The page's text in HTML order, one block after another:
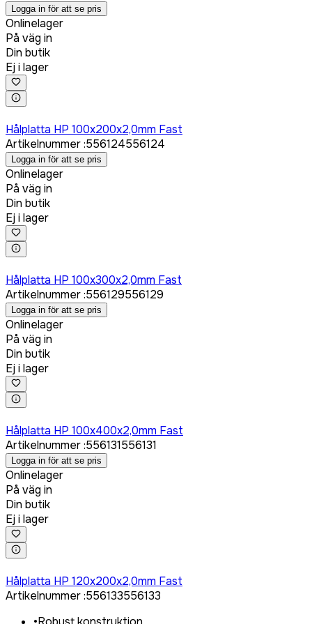
Logga in för att se pris
Onlinelager
På väg in
Din butik
Ej i lager
Hålplatta HP 100x200x2,0mm Fast
Artikelnummer:556124556124
Logga in för att se pris
Onlinelager
På väg in
Din butik
Ej i lager
Hålplatta HP 100x300x2,0mm Fast
Artikelnummer:556129556129
Logga in för att se pris
Onlinelager
På väg in
Din butik
Ej i lager
Hålplatta HP 100x400x2,0mm Fast
Artikelnummer:556131556131
Logga in för att se pris
Onlinelager
På väg in
Din butik
Ej i lager
Hålplatta HP 120x200x2,0mm Fast
Artikelnummer:556133556133